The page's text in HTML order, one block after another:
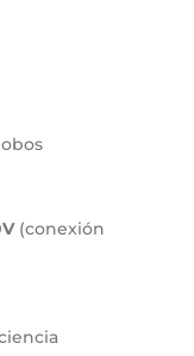
(conexión